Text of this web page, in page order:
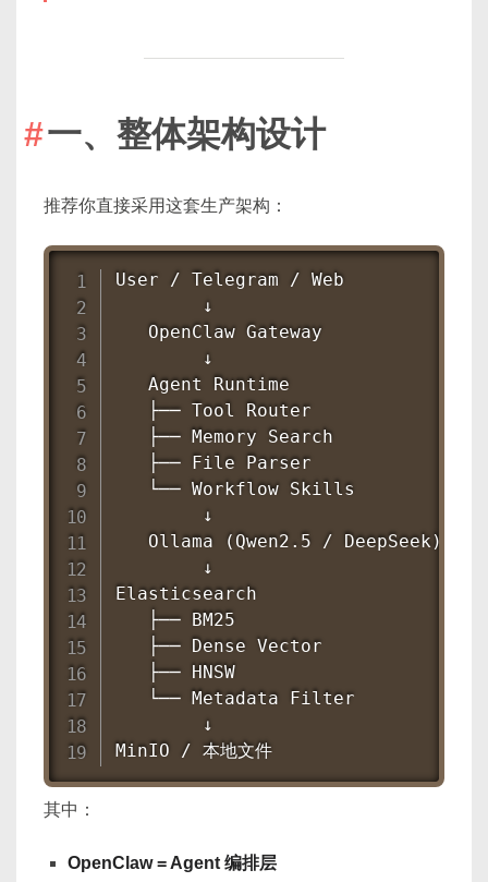
一、整体架构设计
推荐你直接采用这套生产架构：
User / Telegram / Web
        ↓
   OpenClaw Gateway
        ↓
   Agent Runtime
   ├── Tool Router
   ├── Memory Search
   ├── File Parser
   └── Workflow Skills
        ↓
   Ollama (Qwen2.5 / DeepSeek)
        ↓
Elasticsearch
   ├── BM25
   ├── Dense Vector
   ├── HNSW
   └── Metadata Filter
        ↓
MinIO / 本地文件
其中：
OpenClaw = Agent 编排层